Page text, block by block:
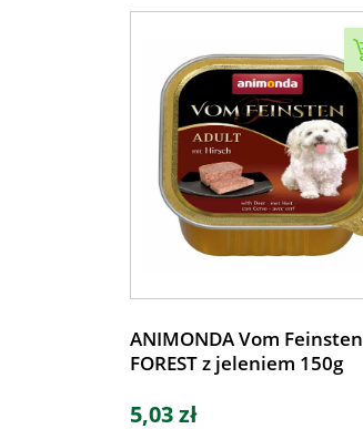
ANIMONDA Vom Feinsten
FOREST z jeleniem 150g
5,03 zł